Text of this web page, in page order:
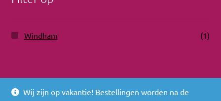
Windham (1)
© 2026
Wij zijn op vakantie! Bestellingen worden na de